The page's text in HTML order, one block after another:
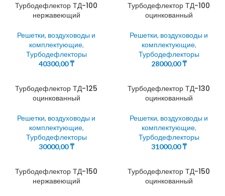
Турбодефлектор ТД-100
нержавеющий
Решетки, воздуховоды и
комплектующие,
Турбодефлекторы
40300,00₸
Турбодефлектор ТД-100
оцинкованный
Решетки, воздуховоды и
комплектующие,
Турбодефлекторы
28000,00₸
Турбодефлектор ТД-125
оцинкованный
Решетки, воздуховоды и
комплектующие,
Турбодефлекторы
30000,00₸
Турбодефлектор ТД-130
оцинкованный
Решетки, воздуховоды и
комплектующие,
Турбодефлекторы
31000,00₸
Турбодефлектор ТД-150
нержавеющий
Турбодефлектор ТД-150
оцинкованный